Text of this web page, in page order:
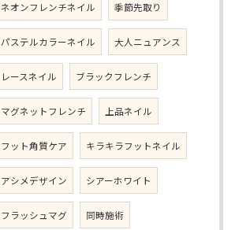
ネオンフレンチネイル 季節先取り
パステルカラーネイル 大人ニュアンス
レースネイル ブラックフレンチ
マグネットフレンチ 上品ネイル
フット角質ケア キラキラフットネイル
アシメデザイン シアーホワイト
フラッシュマグ 同時施術